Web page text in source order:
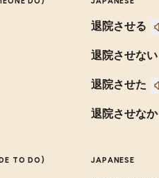
退院させる
退院させない
退院させた
退院させな
TO DO) JAPANESE